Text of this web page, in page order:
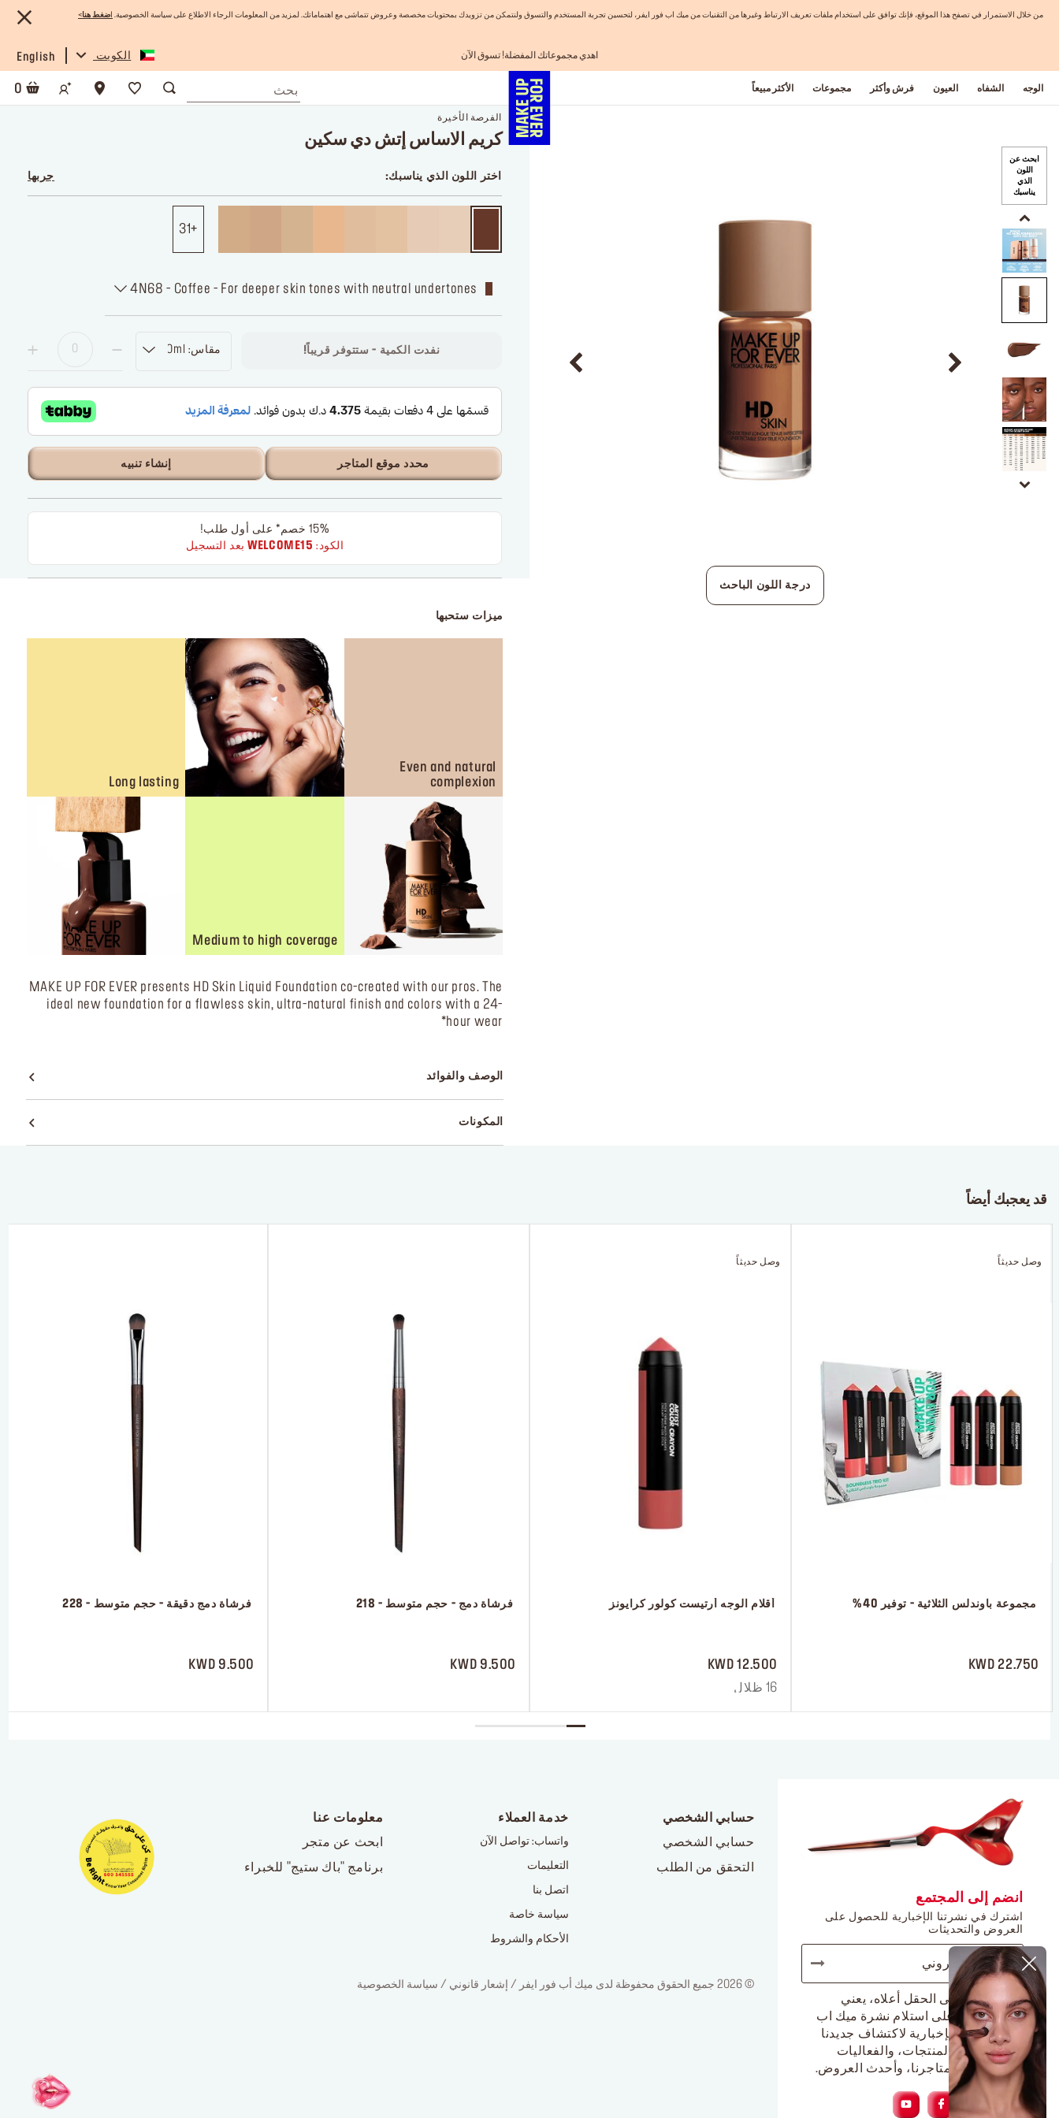
من خلال الاستمرار في تصفح هذا الموقع، فإنك توافق على استخدام ملفات تعريف الارتباط وغيرها من التقنيات من ميك اب فور ايفر، لتحسين تجربة المستخدم والتسوق ولنتمكن من تزويدك بمحتويات مخصصة وعروض تتماشى مع اهتماماتك. لمزيد من المعلومات الرجاء الاطلاع على سياسة الخصوصية. ضغط هنا >
شحن مجاني لجميع الطلبات
تسوق الآن و ادفع لاحقاً مع تابي
اهدي مجموعاتك المفضلة! تسوق الآن
الفرصة الأخيرة: خصم 25% على خطوط مختارة
الكويت English
الوجه الشفاه العيون فرش وأكثر مجموعات الأكثر مبيعاً 0
ابحث عن
اللون
الذي
يناسبك
درجة اللون الباحث
الفرصة الأخيرة
كريم الاساس إتش دي سكين
اختر اللون الذي يناسبك: جربها
31
4N68 - Coffee - For deeper skin tones with neutral undertones
مقاس: 30ml نفدت الكمية - ستتوفر قريباً!
محدد موقع المتاجر إنشاء تنبيه
15% خصم* على أول طلب!
الكود: WELCOME15بعد التسجيل
ميزات ستحبها
Even and natural
complexion
Long lasting
Medium to high coverage
MAKE UP FOR EVER presents HD Skin Liquid Foundation co-created with our pros. The
ideal new foundation for a flawless skin, ultra-natural finish and colors with a 24-
hour wear*
الوصف والفوائد
المكونات
قد يعجبك أيضاً
فرشاة دمج دقيقة - حجم متوسط - 228
9.500 KWD
فرشاة دمج - حجم متوسط - 218
9.500 KWD
وصل حديثاً
أقلام الوجه أرتيست كولور كرايونز
12.500 KWD
16 ظلال
وصل حديثاً
مجموعة باوندلس الثلاثية - توفير 40%
22.750 KWD
انضم إلى المجتمع
اشترك في نشرتنا الإخبارية للحصول على
العروض والتحديثات
الضغط على الحقل أعلاه، يعني
موافقتك على استلام نشرة ميك اب
فور ايفر الإخبارية لاكتشاف جديدنا
من أجمل المنتجات، والفعاليات
الحصرية بمتاجرنا، وأحدث العروض.
حسابي الشخصي
حسابي الشخصي
التحقق من الطلب
خدمة العملاء
واتساب: تواصل الآن
التعليمات
اتصل بنا
سياسة خاصة
الأحكام والشروط
معلومات عنا
ابحث عن متجر
برنامج "باك ستيج" للخبراء
© 2026 جميع الحقوق محفوظة لدى ميك أب فور ايفر / إشعار قانوني / سياسة الخصوصية